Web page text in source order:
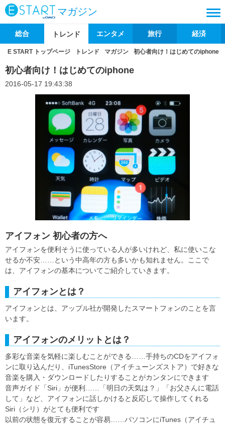
マガジン
総合 トレンド エンタメ 旅行 経済
E START トップページ トレンド マガジン 初心者向け！はじめてのiphone
初心者向け！はじめてのiphone
2016-05-17 19:43:38
アイフォン 初心者の方へ
アイフォンを便利そうに使っている人が多いけれど、私に使いこな
せるか不安……という中高年の方も多いかも知れません。ここで
は、アイフォンの基本についてご紹介していきます。
アイフォンとは？
アイフォンとは、アップル社が開発したスマートフォンのことを言
います。
アイフォンのメリットとは？
多彩な音楽を気軽に楽しむことができる……手持ちのCDをアイフォ
ンに取り込んだり、iTunesStore（アイチューンズストア）で好きな
音楽を購入・ダウンロードしたりすることがカンタンにできます
音声ガイド「Siri」が便利……「明日の天気は？」「お父さんに電話
して」など、アイフォンに話しかけると反応して操作してくれる
Siri（シリ）がとても便利です
以前の状態を復元することが容易……パソコンにiTunes（アイチュ